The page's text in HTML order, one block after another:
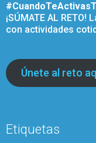
¡SÚMATE AL
con actividades
Únete al reto
Etiquetas